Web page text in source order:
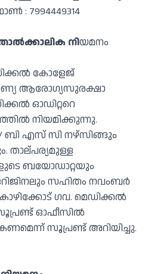
: 7994449314
നിയമനം
കോളേജ്
ആരോഗ്യസുരക്ഷാ
ഓഡിറ്ററെ
നിയമിക്കുന്നു.
ബി എസ് സി നഴ്സിങ്ങും
താല്പര്യമുള്ള
ബയോഡാറ്റയും
സഹിതം നവംബർ
കോഴിക്കോട് ഗവ. മെഡിക്കൽ
ഓഫീസിൽ
സൂപ്രണ്ട് അറിയിച്ചു.